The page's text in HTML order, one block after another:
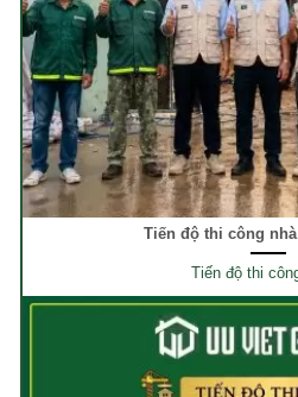
Tiến độ thi công
Tiến độ thi